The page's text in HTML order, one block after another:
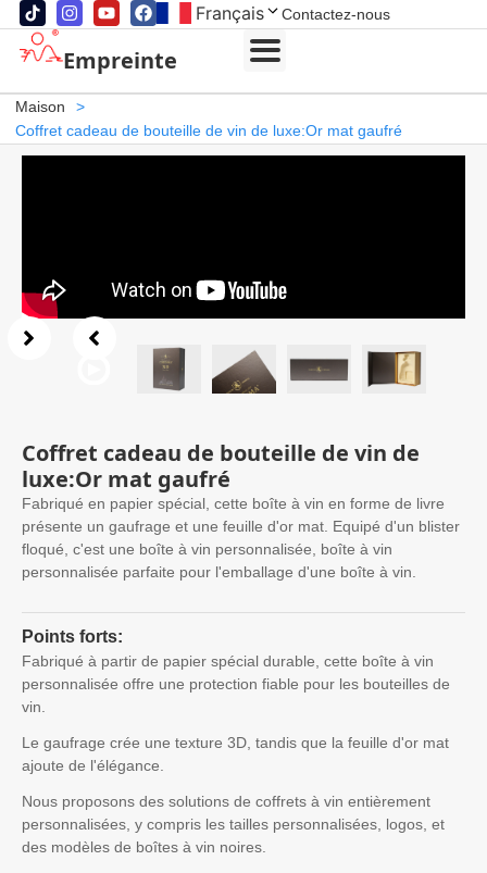
Français Contactez-nous
Empreinte
Maison
>
Coffret cadeau de bouteille de vin de luxe:Or mat gaufré
Coffret cadeau de bouteille de vin de
luxe:Or mat gaufré
Fabriqué en papier spécial, cette boîte à vin en forme de livre
présente un gaufrage et une feuille d'or mat. Equipé d'un blister
floqué, c'est une boîte à vin personnalisée, boîte à vin
personnalisée parfaite pour l'emballage d'une boîte à vin.
Points forts:
Fabriqué à partir de papier spécial durable, cette boîte à vin
personnalisée offre une protection fiable pour les bouteilles de
vin.
Le gaufrage crée une texture 3D, tandis que la feuille d'or mat
ajoute de l'élégance.
Nous proposons des solutions de coffrets à vin entièrement
personnalisées, y compris les tailles personnalisées, logos, et
des modèles de boîtes à vin noires.